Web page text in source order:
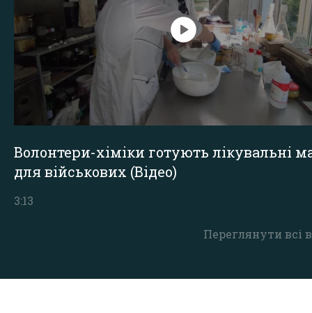
Переглянути всі
Волонтери-хіміки готують лікувальні
для військових (Відео)
3:13